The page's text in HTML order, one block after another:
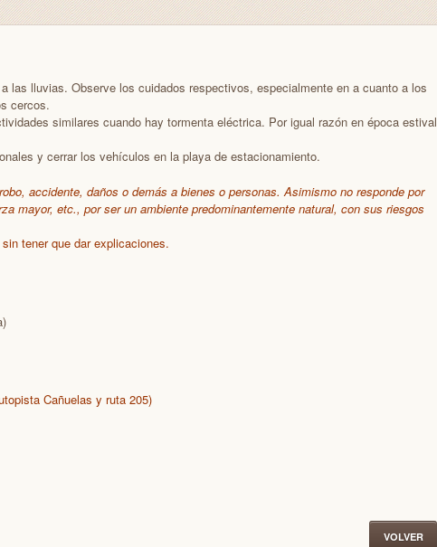
las lluvias. Observe los cuidados respectivos, especialmente en a cuanto a los
cercos.
similares cuando hay tormenta eléctrica. Por igual razón en época estival
y cerrar los vehículos en la playa de estacionamiento.
accidente, daños o demás a bienes o personas. Asimismo no responde por
mayor, etc., por ser un ambiente predominantemente natural, con sus riesgos
tener que dar explicaciones.
Cañuelas y ruta 205)
VOLVER